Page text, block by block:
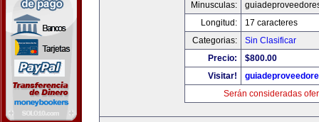
Minusculas:
Longitud:
17 caracteres
Categorias:
Sin Clasificar
Precio:
$800.00
Visitar!
Serán consideradas